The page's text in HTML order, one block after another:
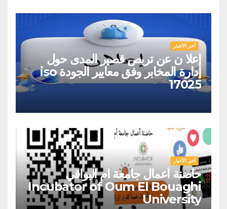
آخر الأخبار
إعلا ن عن تربص قصير المدى حول
إدارة المخابر وفق معايير الجودة iso
17025
آخر الأخبار
حاضنة أعمال جامعة ام البواقي
Incubator of Oum El Bouaghi
University